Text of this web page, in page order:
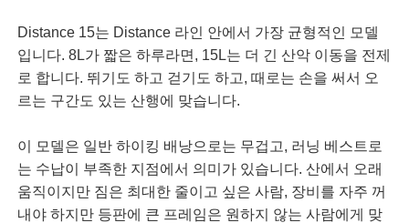
Distance 15는 Distance 라인 안에서 가장 균형적인 모델
입니다. 8L가 짧은 하루라면, 15L는 더 긴 산악 이동을 전제
로 합니다. 뛰기도 하고 걷기도 하고, 때로는 손을 써서 오
르는 구간도 있는 산행에 맞습니다.
이 모델은 일반 하이킹 배낭으로는 무겁고, 러닝 베스트로
는 수납이 부족한 지점에서 의미가 있습니다. 산에서 오래
움직이지만 짐은 최대한 줄이고 싶은 사람, 장비를 자주 꺼
내야 하지만 등판에 큰 프레임은 원하지 않는 사람에게 맞